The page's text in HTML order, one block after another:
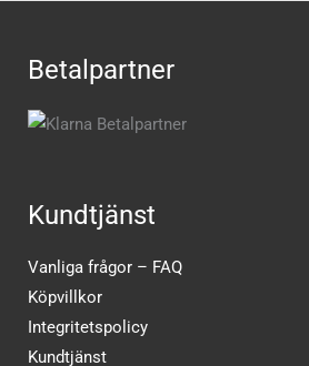
Betalpartner
Kundtjänst
Vanliga frågor – FAQ
Köpvillkor
Integritetspolicy
Kundtjänst